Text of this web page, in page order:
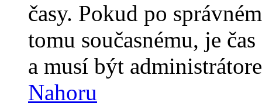
časy. Pokud po
tomu současnému, je
a musí být
Nahoru